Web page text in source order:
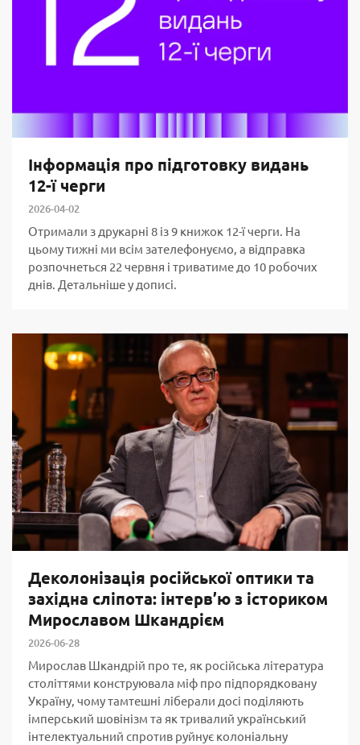
Інформація про підготовку видань
12-ї черги
2026-04-02
Отримали з друкарні 8 із 9 книжок 12-ї черги. На
цьому тижні ми всім зателефонуємо, а відправка
розпочнеться 22 червня і триватиме до 10 робочих
днів. Детальніше у дописі.
Деколонізація російської оптики та
західна сліпота: інтерв’ю з істориком
Мирославом Шкандрієм
2026-06-28
Мирослав Шкандрій про те, як російська література
століттями конструювала міф про підпорядковану
Україну, чому тамтешні ліберали досі поділяють
імперський шовінізм та як тривалий український
інтелектуальний спротив руйнує колоніальну